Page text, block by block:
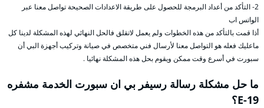
2- التأكد من أعداد البرمجة للحصول على طريقة الاعدادات الصحيحة تواصل معنا عبر
الواتس اب
أذا قمت بالتأكد من هذه الخطوات ولم يعمل لاتقلق فالحل النهائي لهذه المشكلة لدينا كل
ماعليك فعله هو التواصل معنا لأرسال فني متخصص في صيانة وتركيب أجهزة البي أن
سبورت في أسرع وقت ممكن ويقوم بحل هذه المشكلة نهائيا .
ما حل مشكلة رسالة رسيفر بي ان سبورت الخدمة مشفره
E-19؟